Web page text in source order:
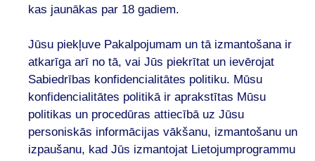
kas jaunākas par 18 gadiem.
Jūsu piekļuve Pakalpojumam un tā izmantošana ir
atkarīga arī no tā, vai Jūs piekrītat un ievērojat
Sabiedrības konfidencialitātes politiku. Mūsu
konfidencialitātes politikā ir aprakstītas Mūsu
politikas un procedūras attiecībā uz Jūsu
personiskās informācijas vākšanu, izmantošanu un
izpaušanu, kad Jūs izmantojat Lietojumprogrammu